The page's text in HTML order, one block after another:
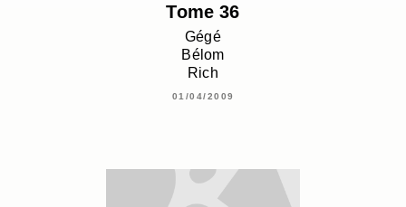
Tome 36
Gégé
Bélom
Rich
01/04/2009